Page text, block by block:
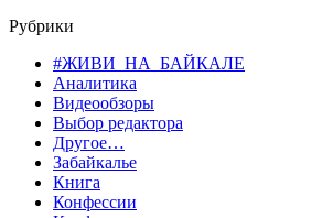
Рубрики
#ЖИВИ_НА_БАЙКАЛЕ
Аналитика
Видеообзоры
Выбор редактора
Другое…
Забайкалье
Книга
Конфессии